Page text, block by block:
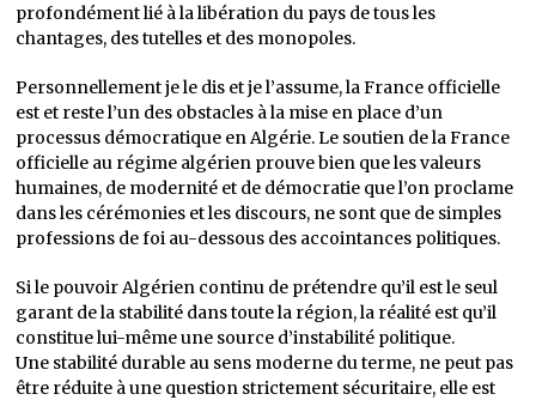
profondément lié à la libération du pays de tous les
chantages, des tutelles et des monopoles.
Personnellement je le dis et je l’assume, la France officielle
est et reste l’un des obstacles à la mise en place d’un
processus démocratique en Algérie. Le soutien de la France
officielle au régime algérien prouve bien que les valeurs
humaines, de modernité et de démocratie que l’on proclame
dans les cérémonies et les discours, ne sont que de simples
professions de foi au-dessous des accointances politiques.
Si le pouvoir Algérien continu de prétendre qu’il est le seul
garant de la stabilité dans toute la région, la réalité est qu’il
constitue lui-même une source d’instabilité politique.
Une stabilité durable au sens moderne du terme, ne peut pas
être réduite à une question strictement sécuritaire, elle est